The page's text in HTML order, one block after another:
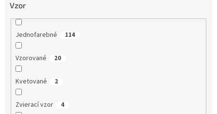
Vzor
Jednofarebné 114
Vzorované 20
Kvetované 2
Zvierací vzor 4